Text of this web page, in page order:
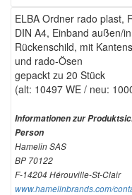
ELBA Ordner rado plast,
DIN A4, Einband außen/
Rückenschild, mit
und rado-Ösen
gepackt zu 20 Stück
(alt: 10497 WE / neu:
Informationen zur
Person
Hamelin SAS
BP 70122
F-14204 Hérouville-St-Clair
www.hamelinbrands.com/